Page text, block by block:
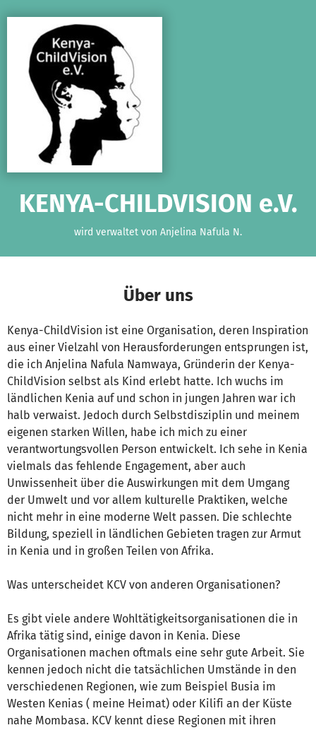
KENYA-CHILDVISION e.V.
wird verwaltet von Anjelina Nafula N.
Über uns
Kenya-ChildVision ist eine Organisation, deren Inspiration
aus einer Vielzahl von Herausforderungen entsprungen ist,
die ich Anjelina Nafula Namwaya, Gründerin der Kenya-
ChildVision selbst als Kind erlebt hatte. Ich wuchs im
ländlichen Kenia auf und schon in jungen Jahren war ich
halb verwaist. Jedoch durch Selbstdisziplin und meinem
eigenen starken Willen, habe ich mich zu einer
verantwortungsvollen Person entwickelt. Ich sehe in Kenia
vielmals das fehlende Engagement, aber auch
Unwissenheit über die Auswirkungen mit dem Umgang
der Umwelt und vor allem kulturelle Praktiken, welche
nicht mehr in eine moderne Welt passen. Die schlechte
Bildung, speziell in ländlichen Gebieten tragen zur Armut
in Kenia und in großen Teilen von Afrika.
Was unterscheidet KCV von anderen Organisationen?
Es gibt viele andere Wohltätigkeitsorganisationen die in
Afrika tätig sind, einige davon in Kenia. Diese
Organisationen machen oftmals eine sehr gute Arbeit. Sie
kennen jedoch nicht die tatsächlichen Umstände in den
verschiedenen Regionen, wie zum Beispiel Busia im
Westen Kenias ( meine Heimat) oder Kilifi an der Küste
nahe Mombasa. KCV kennt diese Regionen mit ihren